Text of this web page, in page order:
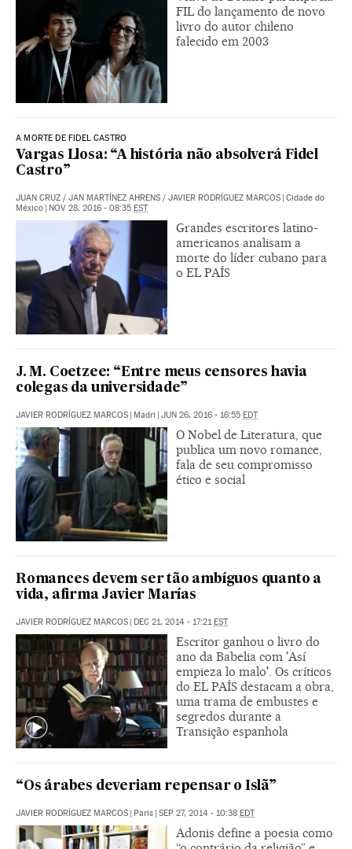
FIL do lançamento de novo
livro do autor chileno
falecido em 2003
A MORTE DE FIDEL CASTRO
Vargas Llosa: “A história não absolverá Fidel
Castro”
JUAN CRUZ / JAN MARTÍNEZ AHRENS / JAVIER RODRÍGUEZ MARCOS | Cidade do
México | NOV 28, 2016 - 08:35 EST
Grandes escritores latino-
americanos analisam a
morte do líder cubano para
o EL PAÍS
J. M. Coetzee: “Entre meus censores havia
colegas da universidade”
JAVIER RODRÍGUEZ MARCOS | Madri | JUN 26, 2016 - 16:55 EDT
O Nobel de Literatura, que
publica um novo romance,
fala de seu compromisso
ético e social
Romances devem ser tão ambíguos quanto a
vida, afirma Javier Marías
JAVIER RODRÍGUEZ MARCOS | DEC 21, 2014 - 17:21EST
Escritor ganhou o livro do
ano da Babelia com 'Así
empieza lo malo'. Os críticos
do EL PAÍS destacam a obra,
uma trama de embustes e
segredos durante a
Transição espanhola
“Os árabes deveriam repensar o Islã”
JAVIER RODRÍGUEZ MARCOS | Paris | SEP 27, 2014 - 10:38 EDT
Adonis define a poesia como